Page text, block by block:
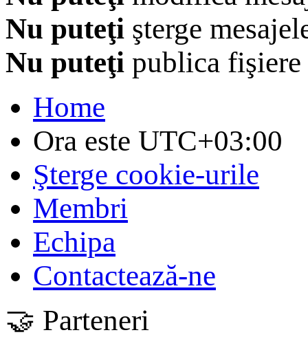
Nu puteţi şterge
Nu puteţi publica fişiere
Home
Ora este UTC+03:00
Şterge cookie-urile
Membri
Echipa
Contactează-ne
🤝 Parteneri